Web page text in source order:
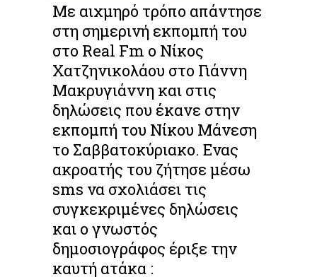
Με αιχμηρό τρόπο απάντησε
στη σημερινή εκπομπή του
στο Real Fm ο Νίκος
Χατζηνικολάου στο Γιάννη
Μακρυγιάννη και στις
δηλώσεις που έκανε στην
εκπομπή του Νίκου Μάνεση
το Σαββατοκύριακο. Ενας
ακροατής του ζήτησε μέσω
sms να σχολιάσει τις
συγκεκριμένες δηλώσεις
και ο γνωστός
δημοσιογράφος έριξε την
καυτή ατάκα :